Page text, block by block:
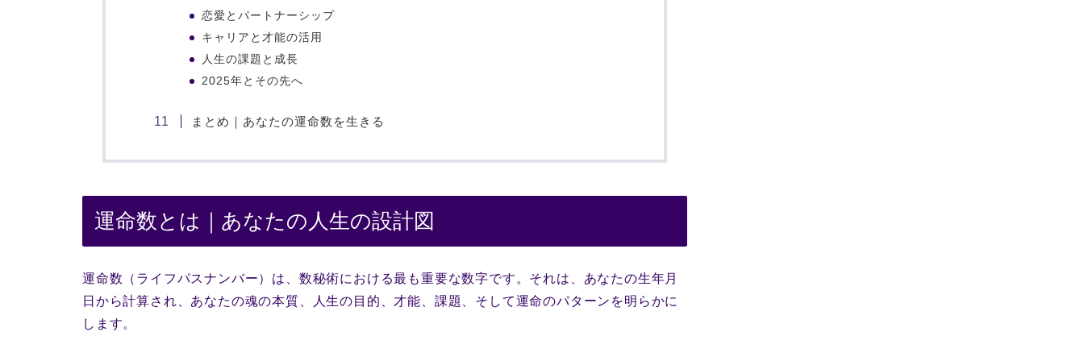
恋愛とパートナーシップ
キャリアと才能の活用
人生の課題と成長
2025年とその先へ
まとめ｜あなたの運命数を生きる
運命数とは｜あなたの人生の設計図
運命数（ライフパスナンバー）は、数秘術における最も重要な数字です。それは、あなたの生年月
日から計算され、あなたの魂の本質、人生の目的、才能、課題、そして運命のパターンを明らかに
します。